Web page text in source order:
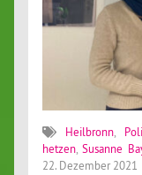
Heilbronn,
hetzen ,Susanne
22. Dezember 2021